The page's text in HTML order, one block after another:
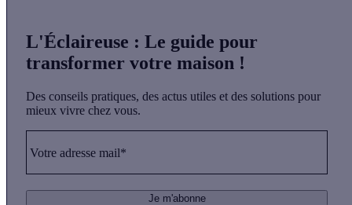
L'Éclaireuse : Le guide pour
transformer votre maison !
Des conseils pratiques, des actus utiles et des solutions pour
mieux vivre chez vous.
Votre adresse mail*
Je m'abonne